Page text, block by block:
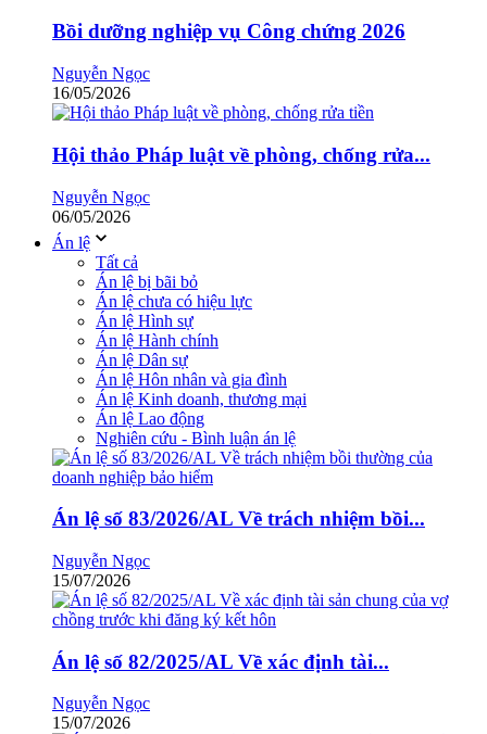
Bồi dưỡng nghiệp vụ Công chứng 2026
Nguyễn Ngọc
16/05/2026
Hội thảo Pháp luật về phòng, chống rửa...
Nguyễn Ngọc
06/05/2026
Án lệ
Tất cả
Án lệ bị bãi bỏ
Án lệ chưa có hiệu lực
Án lệ Hình sự
Án lệ Hành chính
Án lệ Dân sự
Án lệ Hôn nhân và gia đình
Án lệ Kinh doanh, thương mại
Án lệ Lao động
Nghiên cứu - Bình luận án lệ
Án lệ số 83/2026/AL Về trách nhiệm bồi...
Nguyễn Ngọc
15/07/2026
Án lệ số 82/2025/AL Về xác định tài...
Nguyễn Ngọc
15/07/2026